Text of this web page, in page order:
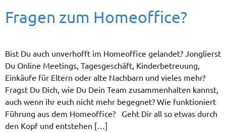
Fragen zum Homeoffice?
Bist Du auch unverhofft im Homeoffice gelandet? Jonglierst
Du Online Meetings, Tagesgeschäft, Kinderbetreuung,
Einkäufe für Eltern oder alte Nachbarn und vieles mehr?
Fragst Du Dich, wie Du Dein Team zusammenhalten kannst,
auch wenn ihr euch nicht mehr begegnet? Wie funktioniert
Führung aus dem Homeoffice? Geht Dir all so etwas durch
den Kopf und entstehen […]